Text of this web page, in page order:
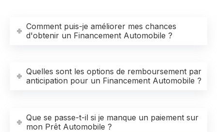
Comment puis-je améliorer mes chances
d'obtenir un Financement Automobile ?
Quelles sont les options de remboursement par
anticipation pour un Financement Automobile ?
Que se passe-t-il si je manque un paiement sur
mon Prêt Automobile ?